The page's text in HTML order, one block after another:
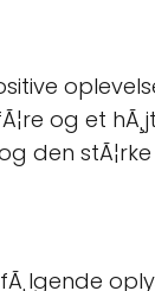
og et
stÃ¦rke